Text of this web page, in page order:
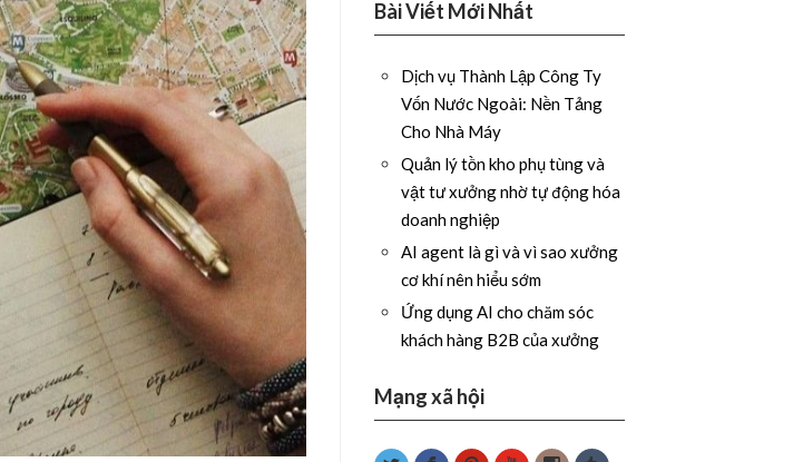
Bài Viết Mới Nhất
Dịch vụ Thành Lập Công Ty
Vốn Nước Ngoài: Nền Tảng
Cho Nhà Máy
Quản lý tồn kho phụ tùng và
vật tư xưởng nhờ tự động hóa
doanh nghiệp
AI agent là gì và vì sao xưởng
cơ khí nên hiểu sớm
Ứng dụng AI cho chăm sóc
khách hàng B2B của xưởng
Mạng xã hội